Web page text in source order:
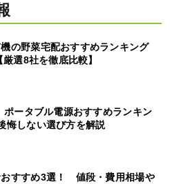
の野菜宅配おすすめランキング
選8社を徹底比較】
ポータブル電源おすすめランキン
しない選び方を解説
おすすめ3選！ 値段・費用相場や